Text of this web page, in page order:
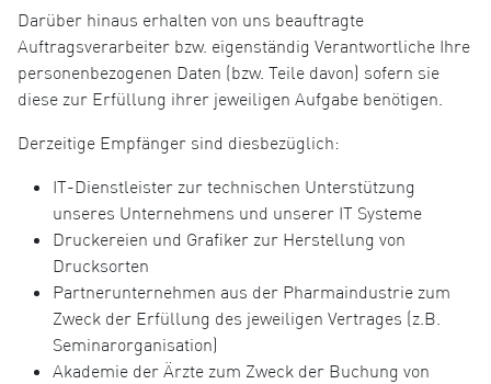
Darüber hinaus erhalten von uns beauftragte
Auftragsverarbeiter bzw. eigenständig Verantwortliche Ihre
personenbezogenen Daten (bzw. Teile davon) sofern sie
diese zur Erfüllung ihrer jeweiligen Aufgabe benötigen.
Derzeitige Empfänger sind diesbezüglich:
IT-Dienstleister zur technischen Unterstützung
unseres Unternehmens und unserer IT Systeme
Druckereien und Grafiker zur Herstellung von
Drucksorten
Partnerunternehmen aus der Pharmaindustrie zum
Zweck der Erfüllung des jeweiligen Vertrages (z.B.
Seminarorganisation)
Akademie der Ärzte zum Zweck der Buchung von